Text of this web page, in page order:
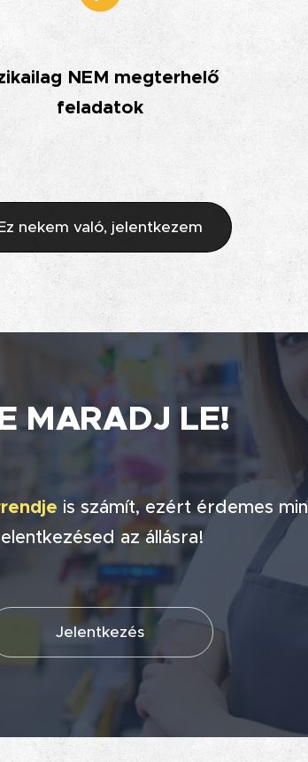
NEM megterhelő
feladatok
nekem való, jelentkezem
MARADJ LE!
is számít, ezért érdemes
az állásra!
Jelentkezés